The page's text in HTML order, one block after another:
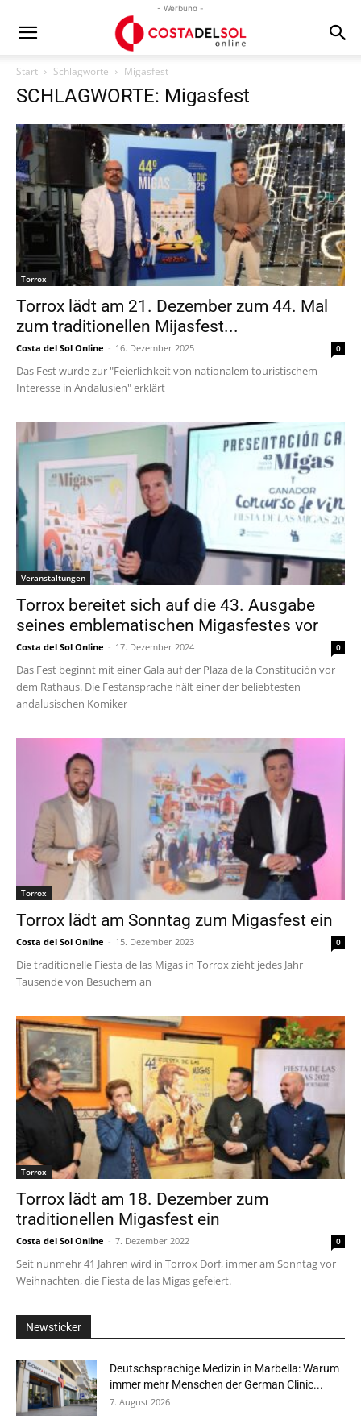
- Werbung -
Start Schlagworte Migasfest
SCHLAGWORTE: Migasfest
Torrox
Torrox lädt am 21. Dezember zum 44. Mal
zum traditionellen Mijasfest...
Costa del Sol Online - 16. Dezember 2025 0
Das Fest wurde zur "Feierlichkeit von nationalem touristischem
Interesse in Andalusien" erklärt
Veranstaltungen
Torrox bereitet sich auf die 43. Ausgabe
seines emblematischen Migasfestes vor
Costa del Sol Online - 17. Dezember 2024 0
Das Fest beginnt mit einer Gala auf der Plaza de la Constitución vor
dem Rathaus. Die Festansprache hält einer der beliebtesten
andalusischen Komiker
Torrox
Torrox lädt am Sonntag zum Migasfest ein
Costa del Sol Online - 15. Dezember 2023 0
Die traditionelle Fiesta de las Migas in Torrox zieht jedes Jahr
Tausende von Besuchern an
Torrox
Torrox lädt am 18. Dezember zum
traditionellen Migasfest ein
Costa del Sol Online - 7. Dezember 2022 0
Seit nunmehr 41 Jahren wird in Torrox Dorf, immer am Sonntag vor
Weihnachten, die Fiesta de las Migas gefeiert.
Newsticker
Deutschsprachige Medizin in Marbella: Warum
immer mehr Menschen der German Clinic...
7. August 2026